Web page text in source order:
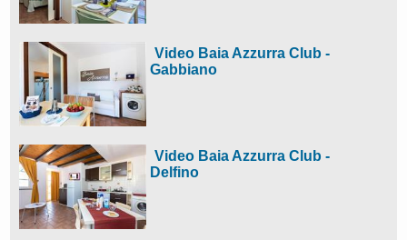
Video Baia Azzurra Club -
Gabbiano
Video Baia Azzurra Club -
Delfino